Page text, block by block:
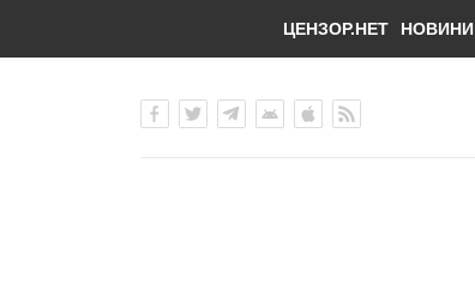
ЦЕНЗОР.НЕТ НОВИНИ